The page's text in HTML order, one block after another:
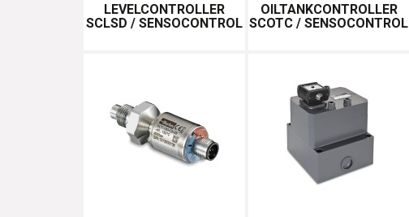
LEVELCONTROLLER
SCLSD / SENSOCONTROL
OILTANKCONTROLLER
SCOTC / SENSOCONTROL